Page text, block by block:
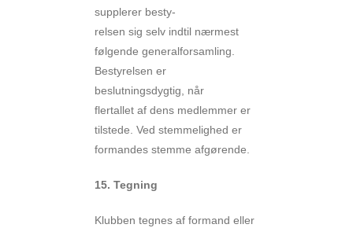
supplerer besty-
relsen sig selv indtil nærmest
følgende generalforsamling.
Bestyrelsen er
beslutningsdygtig, når
flertallet af dens medlemmer er
tilstede. Ved stemmelighed er
formandes stemme afgørende.
15. Tegning
Klubben tegnes af formand eller